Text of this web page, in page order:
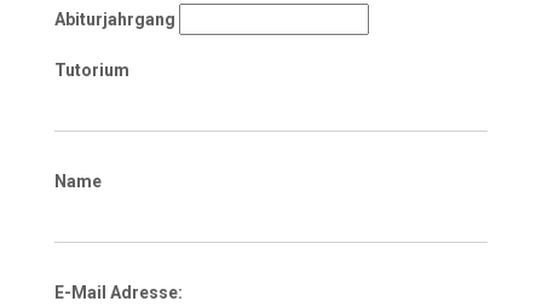
Abiturjahrgang
Tutorium
Name
E-Mail Adresse: